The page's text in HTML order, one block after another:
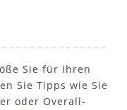
Sie für Ihren
Sie Tipps wie Sie
oder Overall-